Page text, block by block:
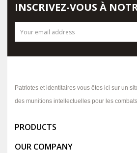
Patriotes et identitaires vous êtes ici sur un
des munitions intellectuelles pour les
PRODUCTS
OUR COMPANY